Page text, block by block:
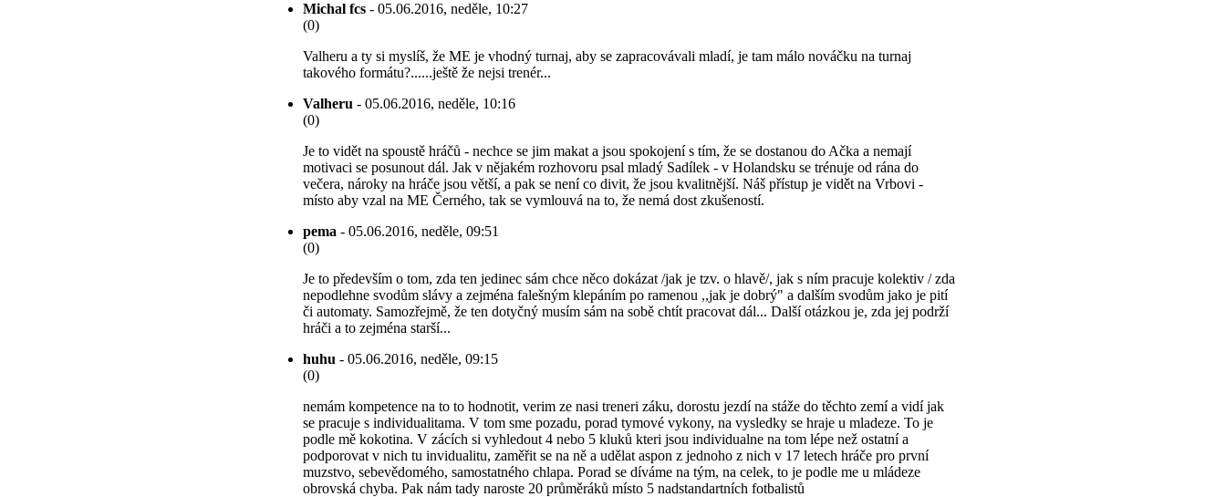
Michal fcs - 05.06.2016, neděle, 10:27
(0)
Valheru a ty si myslíš, že ME je vhodný turnaj, aby se zapracovávali mladí, je tam málo nováčku na turnaj
takového formátu?......ještě že nejsi trenér...
Valheru - 05.06.2016, neděle, 10:16
(0)
Je to vidět na spoustě hráčů - nechce se jim makat a jsou spokojení s tím, že se dostanou do Ačka a nemají
motivaci se posunout dál. Jak v nějakém rozhovoru psal mladý Sadílek - v Holandsku se trénuje od rána do
večera, nároky na hráče jsou větší, a pak se není co divit, že jsou kvalitnější. Náš přístup je vidět na Vrbovi -
místo aby vzal na ME Černého, tak se vymlouvá na to, že nemá dost zkušeností.
pema - 05.06.2016, neděle, 09:51
(0)
Je to především o tom, zda ten jedinec sám chce něco dokázat /jak je tzv. o hlavě/, jak s ním pracuje kolektiv / zda
nepodlehne svodům slávy a zejména falešným klepáním po ramenou ,,jak je dobrý" a dalším svodům jako je pití
či automaty. Samozřejmě, že ten dotyčný musím sám na sobě chtít pracovat dál... Další otázkou je, zda jej podrží
hráči a to zejména starší...
huhu - 05.06.2016, neděle, 09:15
(0)
nemám kompetence na to to hodnotit, verim ze nasi treneri záku, dorostu jezdí na stáže do těchto zemí a vidí jak
se pracuje s individualitama. V tom sme pozadu, porad tymové vykony, na vysledky se hraje u mladeze. To je
podle mě kokotina. V zácích si vyhledout 4 nebo 5 kluků kteri jsou individualne na tom lépe než ostatní a
podporovat v nich tu invidualitu, zaměřit se na ně a udělat aspon z jednoho z nich v 17 letech hráče pro první
muzstvo, sebevědomého, samostatného chlapa. Porad se díváme na tým, na celek, to je podle me u mládeze
obrovská chyba. Pak nám tady naroste 20 průměráků místo 5 nadstandartních fotbalistů